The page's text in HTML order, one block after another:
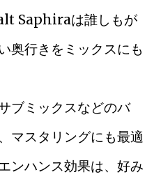
Saphiraは誰しもが
奥行きをミックスにも
ブミックスなどのバ
マスタリングにも最適
ンハンス効果は、好み